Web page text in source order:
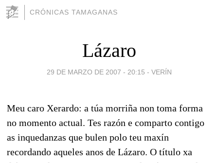
CRÓNICAS TAMAGANAS
Lázaro
29 DE MARZO DE 2007 - 20:15 - VERÍN
Meu caro Xerardo: a túa morriña non toma forma
no momento actual. Tes razón e comparto contigo
as inquedanzas que bulen polo teu maxín
recordando aqueles anos de Lázaro. O título xa